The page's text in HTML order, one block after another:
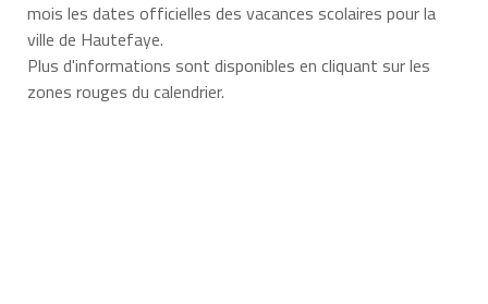
mois les dates officielles des vacances scolaires pour la
ville de Hautefaye.
Plus d'informations sont disponibles en cliquant sur les
zones rouges du calendrier.